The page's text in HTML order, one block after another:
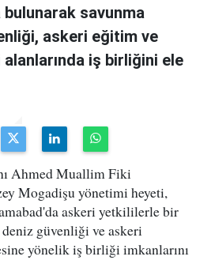
savunma
askeri eğitim ve
iş birliğini ele
Ahmed Muallim Fiki
Mogadişu yönetimi heyeti,
askeri yetkililerle bir
güvenliği ve askeri
yönelik iş birliği imkanlarını